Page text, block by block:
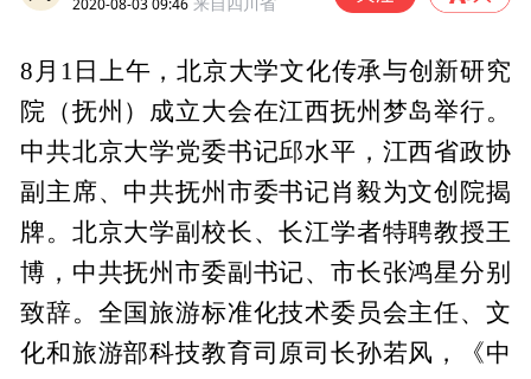
2020-08-03 09:46 来自四川省
8月1日上午，北京大学文化传承与创新研究
院（抚州）成立大会在江西抚州梦岛举行。
中共北京大学党委书记邱水平，江西省政协
副主席、中共抚州市委书记肖毅为文创院揭
牌。北京大学副校长、长江学者特聘教授王
博，中共抚州市委副书记、市长张鸿星分别
致辞。全国旅游标准化技术委员会主任、文
化和旅游部科技教育司原司长孙若风，《中